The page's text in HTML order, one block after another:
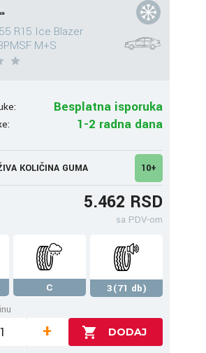
R15 Ice Blazer
M+S
Besplatna isporuka
1-2 radna dana
KOLIČINA GUMA 10+
5.462 RSD
sa PDV-om
C
3(71 db)
+